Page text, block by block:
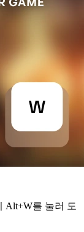
Alt+W를 눌러 도